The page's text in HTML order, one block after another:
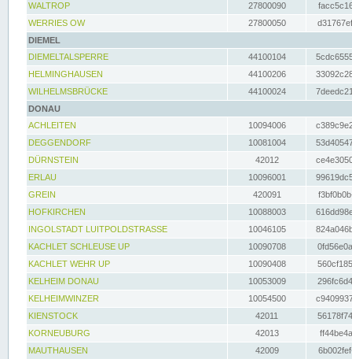
WALTROP
27800090
WERRIES OW
27800050
DIEMEL
DIEMELTALSPERRE
44100104
HELMINGHAUSEN
44100206
WILHELMSBRÜCKE
44100024
DONAU
ACHLEITEN
10094006
DEGGENDORF
10081004
DÜRNSTEIN
42012
ERLAU
10096001
GREIN
420091
HOFKIRCHEN
10088003
INGOLSTADT LUITPOLDSTRASSE
10046105
KACHLET SCHLEUSE UP
10090708
KACHLET WEHR UP
10090408
KELHEIM DONAU
10053009
KELHEIMWINZER
10054500
KIENSTOCK
42011
KORNEUBURG
42013
MAUTHAUSEN
42009